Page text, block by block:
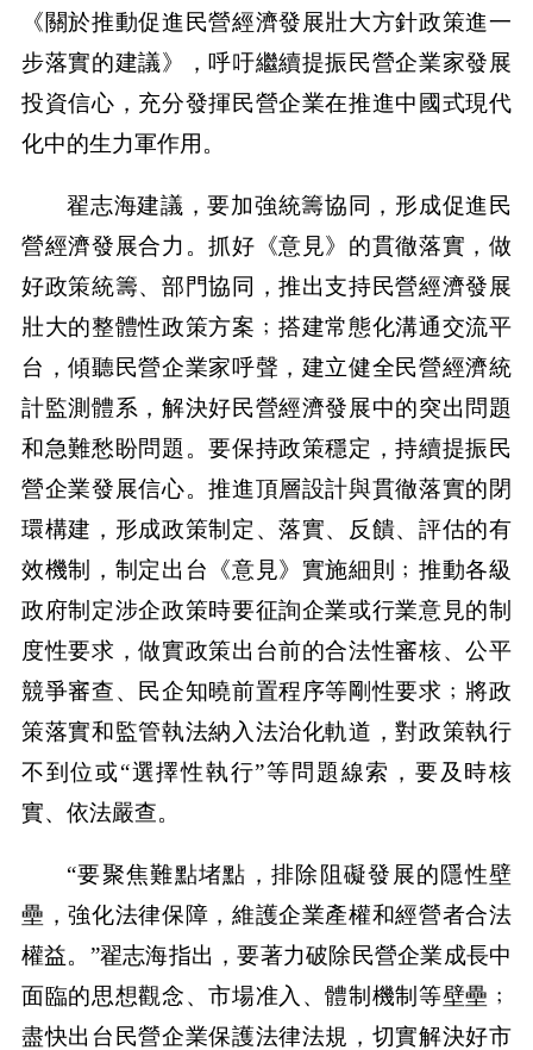
《關於推動促進民營經濟發展壯大方針政策進一
步落實的建議》，呼吁繼續提振民營企業家發展
投資信心，充分發揮民營企業在推進中國式現代
化中的生力軍作用。
翟志海建議，要加強統籌協同，形成促進民
營經濟發展合力。抓好《意見》的貫徹落實，做
好政策統籌、部門協同，推出支持民營經濟發展
壯大的整體性政策方案﹔搭建常態化溝通交流平
台，傾聽民營企業家呼聲，建立健全民營經濟統
計監測體系，解決好民營經濟發展中的突出問題
和急難愁盼問題。要保持政策穩定，持續提振民
營企業發展信心。推進頂層設計與貫徹落實的閉
環構建，形成政策制定、落實、反饋、評估的有
效機制，制定出台《意見》實施細則﹔推動各級
政府制定涉企政策時要征詢企業或行業意見的制
度性要求，做實政策出台前的合法性審核、公平
競爭審查、民企知曉前置程序等剛性要求﹔將政
策落實和監管執法納入法治化軌道，對政策執行
不到位或“選擇性執行”等問題線索，要及時核
實、依法嚴查。
“要聚焦難點堵點，排除阻礙發展的隱性壁
壘，強化法律保障，維護企業產權和經營者合法
權益。”翟志海指出，要著力破除民營企業成長中
面臨的思想觀念、市場准入、體制機制等壁壘﹔
盡快出台民營企業保護法律法規，切實解決好市